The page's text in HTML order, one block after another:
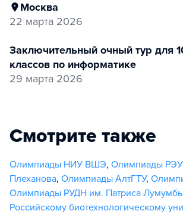
Москва
22 марта 2026
заключительный очный тур для 10 — 11-х
классов по информатике
29 марта 2026
Смотрите также
Олимпиады НИУ ВШЭ, Олимпиады РЭУ
Плеханова, Олимпиады АлтГТУ,
Олимпиады РУДН им. Патриса
Российскому биотехнологическому